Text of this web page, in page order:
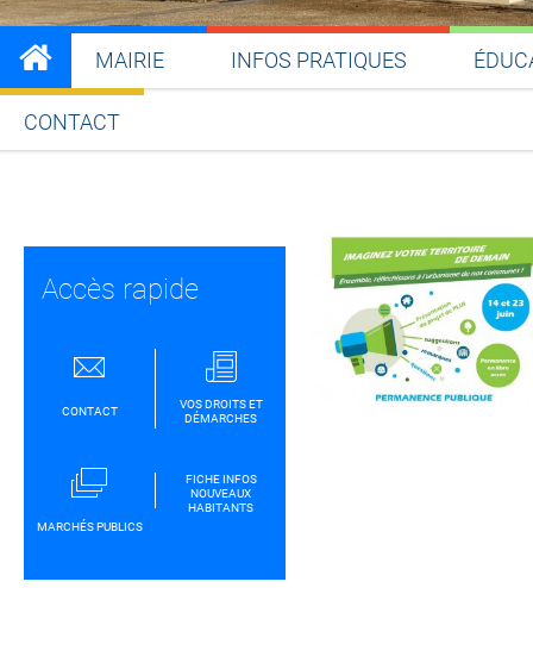
MAIRIE INFOS PRATIQUES
CONTACT
Accès rapide
CONTACT
VOS DROITS ET
DÉMARCHES
MARCHÉS PUBLICS
FICHE INFOS
NOUVEAUX
HABITANTS